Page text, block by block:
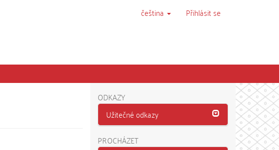
čeština Přihlásit se
ODKAZY
Užitečné odkazy
PROCHÁZET